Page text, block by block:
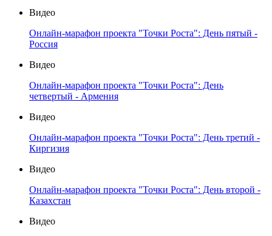
Видео
Онлайн-марафон проекта "Точки Роста": День пятый -
Россия
Видео
Онлайн-марафон проекта "Точки Роста": День
четвертый - Армения
Видео
Онлайн-марафон проекта "Точки Роста": День третий -
Киргизия
Видео
Онлайн-марафон проекта "Точки Роста": День второй -
Казахстан
Видео